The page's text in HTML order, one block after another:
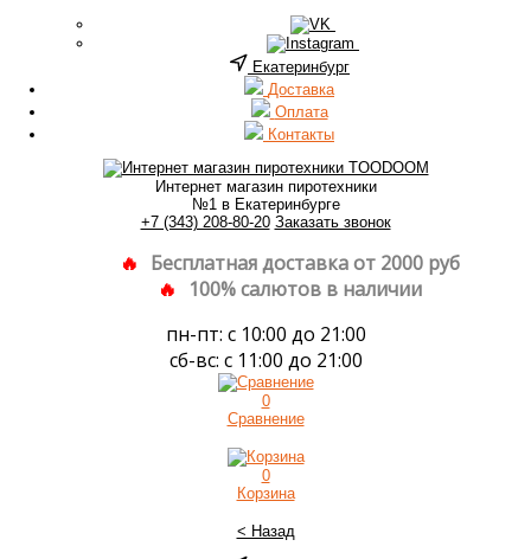
Екатеринбург
Доставка
Оплата
Контакты
Интернет магазин пиротехники
№1 в Екатеринбурге
+7 (343) 208-80-20 Заказать звонок
Бесплатная доставка от 2000 руб
100% салютов в наличии
пн-пт: с 10:00 до 21:00
сб-вс: с 11:00 до 21:00
0
Сравнение
0
Корзина
< Назад